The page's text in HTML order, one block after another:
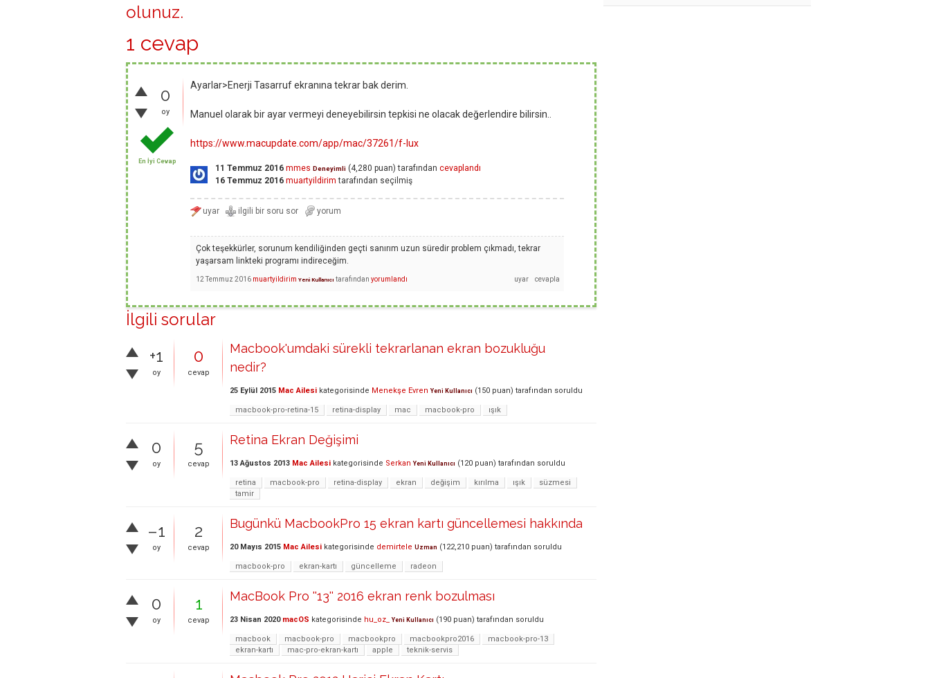
olunuz.
1 cevap
0
oy
En İyi Cevap
Ayarlar>Enerji Tasarruf ekranına tekrar bak derim.
Manuel olarak bir ayar vermeyi deneyebilirsin tepkisi ne olacak değerlendire bilirsin..
https://www.macupdate.com/app/mac/37261/f-lux
11 Temmuz 2016 mmes Deneyimli (4,280 puan) tarafından cevaplandı
16 Temmuz 2016 muartyildirim tarafından seçilmiş
Çok teşekkürler, sorunum kendiliğinden geçti sanırım uzun süredir problem çıkmadı, tekrar
yaşarsam linkteki programı indireceğim.
12 Temmuz 2016 muartyildirim Yeni Kullanıcı tarafından yorumlandı
İlgili sorular
+1
oy
0
cevap
Macbook'umdaki sürekli tekrarlanan ekran bozukluğu
nedir?
25 Eylül 2015 Mac Ailesi kategorisinde Menekşe Evren Yeni Kullanıcı (150 puan) tarafından soruldu
macbook-pro-retina-15 retina-display mac macbook-pro ışık
0
oy
5
cevap
Retina Ekran Değişimi
13 Ağustos 2013 Mac Ailesi kategorisinde Serkan Yeni Kullanıcı (120 puan) tarafından soruldu
retina macbook-pro retina-display ekran değişim kırılma ışık
süzmesi
tamir
–1
oy
2
cevap
Bugünkü MacbookPro 15 ekran kartı güncellemesi hakkında
20 Mayıs 2015 Mac Ailesi kategorisinde demirtele Uzman (122,210 puan) tarafından soruldu
macbook-pro ekran-kartı güncelleme radeon
0
oy
1
cevap
MacBook Pro ''13'' 2016 ekran renk bozulması
23 Nisan 2020 macOS kategorisinde hu_oz_ Yeni Kullanıcı (190 puan) tarafından soruldu
macbook macbook-pro macbookpro macbookpro2016
macbook-pro-13
ekran-kartı
mac-pro-ekran-kartı apple teknik-servis